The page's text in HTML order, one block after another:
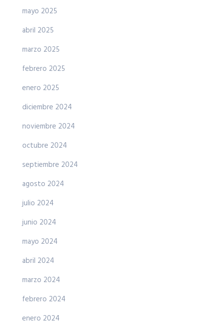
mayo 2025
abril 2025
marzo 2025
febrero 2025
enero 2025
diciembre 2024
noviembre 2024
octubre 2024
septiembre 2024
agosto 2024
julio 2024
junio 2024
mayo 2024
abril 2024
marzo 2024
febrero 2024
enero 2024